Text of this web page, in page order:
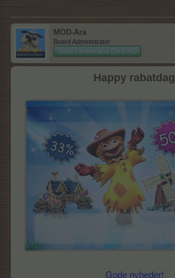
MOD-Ara
Board Administrator
Team Farmerama DA & NO
Happy rabatdag
Gode nyheder!